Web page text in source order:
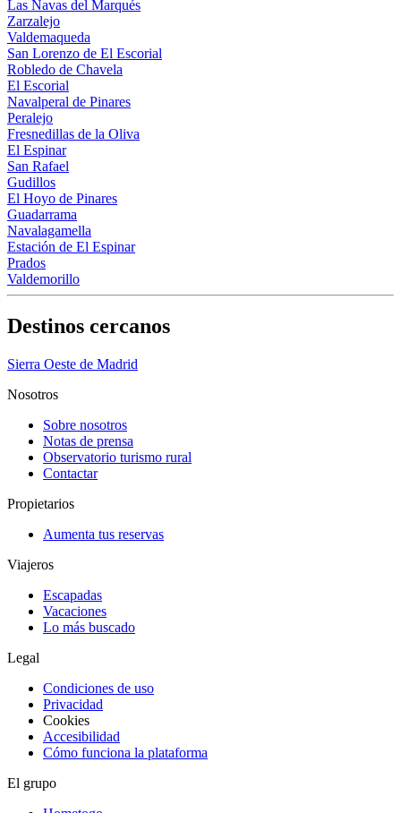
Las Navas del Marqués
Zarzalejo
Valdemaqueda
San Lorenzo de El Escorial
Robledo de Chavela
El Escorial
Navalperal de Pinares
Peralejo
Fresnedillas de la Oliva
El Espinar
San Rafael
Gudillos
El Hoyo de Pinares
Guadarrama
Navalagamella
Estación de El Espinar
Prados
Valdemorillo
Destinos cercanos
Sierra Oeste de Madrid
Nosotros
Sobre nosotros
Notas de prensa
Observatorio turismo rural
Contactar
Propietarios
Aumenta tus reservas
Viajeros
Escapadas
Vacaciones
Lo más buscado
Legal
Condiciones de uso
Privacidad
Cookies
Accesibilidad
Cómo funciona la plataforma
El grupo